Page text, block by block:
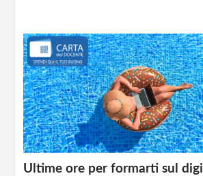
Ultime ore per formarti sul